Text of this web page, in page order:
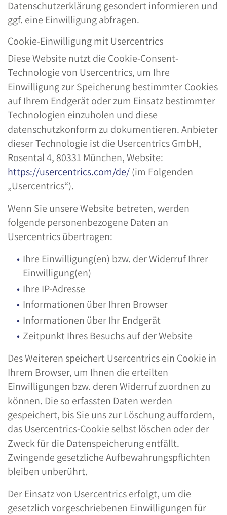
Datenschutzerklärung gesondert informieren und
ggf. eine Einwilligung abfragen.
Cookie-Einwilligung mit Usercentrics
Diese Website nutzt die Cookie-Consent-
Technologie von Usercentrics, um Ihre
Einwilligung zur Speicherung bestimmter Cookies
auf Ihrem Endgerät oder zum Einsatz bestimmter
Technologien einzuholen und diese
datenschutzkonform zu dokumentieren. Anbieter
dieser Technologie ist die Usercentrics GmbH,
Rosental 4, 80331 München, Website:
https://usercentrics.com/de/(im Folgenden
„Usercentrics“).
Wenn Sie unsere Website betreten, werden
folgende personenbezogene Daten an
Usercentrics übertragen:
Ihre Einwilligung(en) bzw. der Widerruf Ihrer
Einwilligung(en)
Ihre IP-Adresse
Informationen über Ihren Browser
Informationen über Ihr Endgerät
Zeitpunkt Ihres Besuchs auf der Website
Des Weiteren speichert Usercentrics ein Cookie in
Ihrem Browser, um Ihnen die erteilten
Einwilligungen bzw. deren Widerruf zuordnen zu
können. Die so erfassten Daten werden
gespeichert, bis Sie uns zur Löschung auffordern,
das Usercentrics-Cookie selbst löschen oder der
Zweck für die Datenspeicherung entfällt.
Zwingende gesetzliche Aufbewahrungspflichten
bleiben unberührt.
Der Einsatz von Usercentrics erfolgt, um die
gesetzlich vorgeschriebenen Einwilligungen für